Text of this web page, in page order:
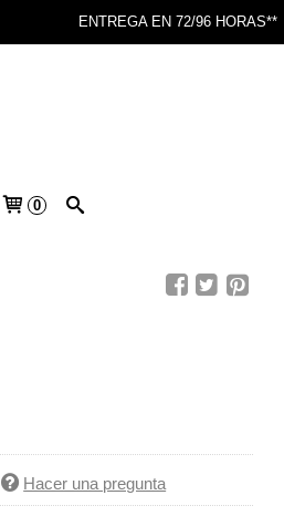
ENTREGA EN 72/96 HORAS**
0
Hacer una pregunta